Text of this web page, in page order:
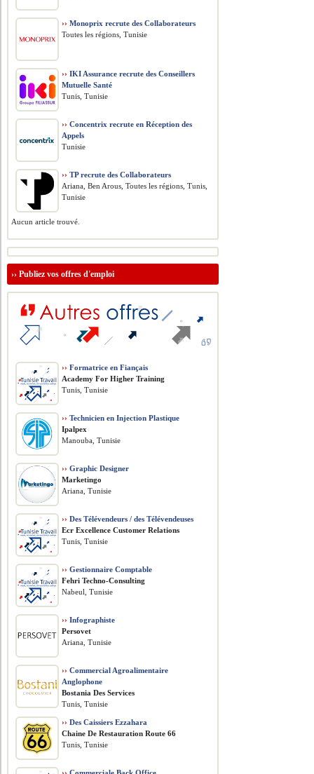
›› Monoprix recrute des Collaborateurs
Toutes les régions, Tunisie
›› IKI Assurance recrute des Conseillers
Mutuelle Santé
Tunis, Tunisie
›› Concentrix recrute en Réception des
Appels
Tunisie
›› TP recrute des Collaborateurs
Ariana, Ben Arous, Toutes les régions, Tunis,
Tunisie
Aucun article trouvé.
››Publiez vos offres d'emploi
›› Formatrice en Fiançais
Academy For Higher Training
Tunis, Tunisie
›› Technicien en Injection Plastique
Ipalpex
Manouba, Tunisie
›› Graphic Designer
Marketingo
Ariana, Tunisie
›› Des Télévendeurs / des Télévendeuses
Ecr Excellence Customer Relations
Tunis, Tunisie
›› Gestionnaire Comptable
Fehri Techno-Consulting
Nabeul, Tunisie
›› Infographiste
Persovet
Ariana, Tunisie
›› Commercial Agroalimentaire
Anglophone
Bostania Des Services
Tunis, Tunisie
›› Des Caissiers Ezzahara
Chaine De Restauration Route 66
Tunis, Tunisie